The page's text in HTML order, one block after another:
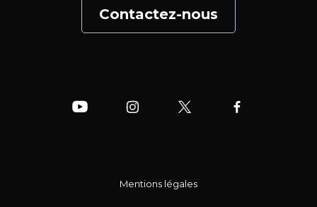
Contactez-nous
Mentions légales